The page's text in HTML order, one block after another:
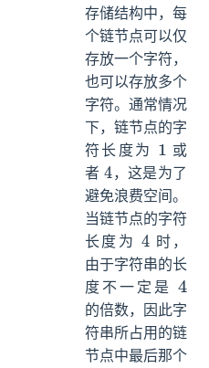
存储结构中，每
个链节点可以仅
存放一个字符，
也可以存放多个
字符。通常情况
下，链节点的字
符长度为 1 或
者 4，这是为了
避免浪费空间。
当链节点的字符
长度为 4 时，
由于字符串的长
度不一定是4
的倍数，因此字
符串所占用的链
节点中最后那个